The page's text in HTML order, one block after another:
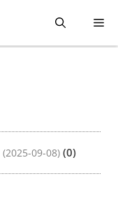
메
(2025-09-08) (0)